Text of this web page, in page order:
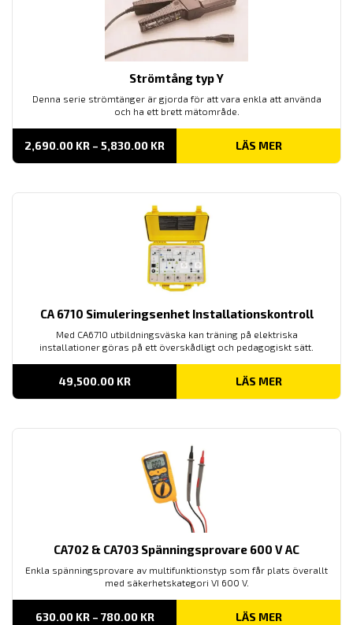
Strömtång typ Y
Denna serie strömtänger är gjorda för att vara enkla att använda
och ha ett brett mätområde.
2,690.00 KR – 5,830.00 KRPRISINTERVALL:
TILL
LÄS MER
CA 6710 Simuleringsenhet Installationskontroll
Med CA6710 utbildningsväska kan träning på elektriska
installationer göras på ett överskådligt och pedagogiskt sätt.
49,500.00 KR LÄS MER
CA702 & CA703 Spänningsprovare 600 V AC
Enkla spänningsprovare av multifunktionstyp som får plats överallt
med säkerhetskategori VI 600 V.
630.00 KR – 780.00 KRPRISINTERVALL:LÄS MER